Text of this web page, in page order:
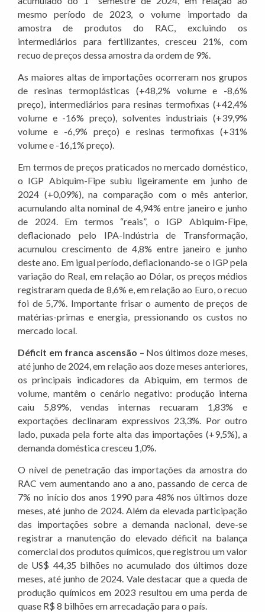
mesmo período de 2023, o volume importado da
amostra de produtos do RAC, excluindo os
intermediários para fertilizantes, cresceu 21%, com
recuo de preços dessa amostra da ordem de 9%.
As maiores altas de importações ocorreram nos grupos
de resinas termoplásticas (+48,2% volume e -8,6%
preço), intermediários para resinas termofixas (+42,4%
volume e -16% preço), solventes industriais (+39,9%
volume e -6,9% preço) e resinas termofixas (+31%
volume e -16,1% preço).
Em termos de preços praticados no mercado doméstico,
o IGP Abiquim-Fipe subiu ligeiramente em junho de
2024 (+0,09%), na comparação com o mês anterior,
acumulando alta nominal de 4,94% entre janeiro e junho
de 2024. Em termos “reais”, o IGP Abiquim-Fipe,
deflacionado pelo IPA-Indústria de Transformação,
acumulou crescimento de 4,8% entre janeiro e junho
deste ano. Em igual período, deflacionando-se o IGP pela
variação do Real, em relação ao Dólar, os preços médios
registraram queda de 8,6% e, em relação ao Euro, o recuo
foi de 5,7%. Importante frisar o aumento de preços de
matérias-primas e energia, pressionando os custos no
mercado local.
Déficit em franca ascensão – Nos últimos doze meses,
até junho de 2024, em relação aos doze meses anteriores,
os principais indicadores da Abiquim, em termos de
volume, mantêm o cenário negativo: produção interna
caiu 5,89%, vendas internas recuaram 1,83% e
exportações declinaram expressivos 23,3%. Por outro
lado, puxada pela forte alta das importações (+9,5%), a
demanda doméstica cresceu 1,0%.
O nível de penetração das importações da amostra do
RAC vem aumentando ano a ano, passando de cerca de
7% no início dos anos 1990 para 48% nos últimos doze
meses, até junho de 2024. Além da elevada participação
das importações sobre a demanda nacional, deve-se
registrar a manutenção do elevado déficit na balança
comercial dos produtos químicos, que registrou um valor
de US$ 44,35 bilhões no acumulado dos últimos doze
meses, até junho de 2024. Vale destacar que a queda de
produção químicos em 2023 resultou em uma perda de
quase R$ 8 bilhões em arrecadação para o país.